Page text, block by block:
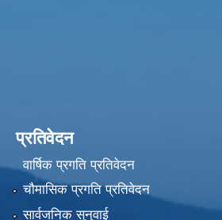
प्रतिवेदन
वार्षिक प्रगति प्रतिवेदन
चौमासिक प्रगति प्रतिवेदन
सार्वजनिक सुनुवाई